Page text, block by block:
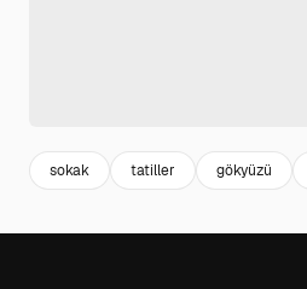
sokak tatiller gökyüzü